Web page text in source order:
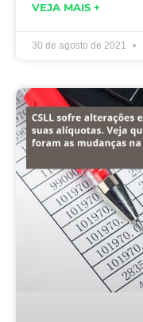
VEJA MAIS +
30 de agosto de 2021